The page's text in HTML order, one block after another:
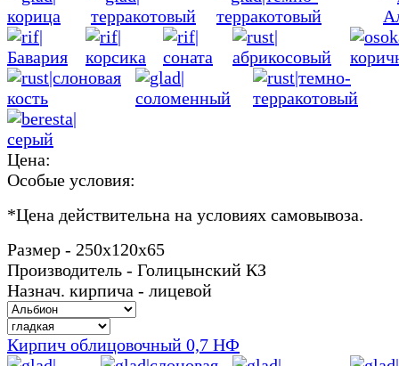
Цена:
Особые условия:
*Цена действительна на условиях самовывоза.
Размер - 250х120х65
Производитель - Голицынский КЗ
Назнач. кирпича - лицевой
Кирпич облицовочный 0,7 НФ